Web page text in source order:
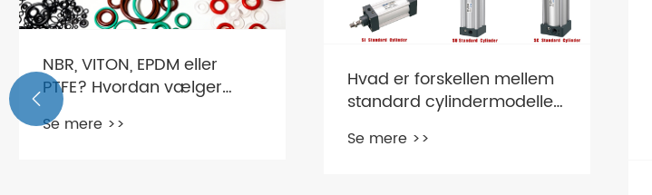
NBR, VITON, EPDM eller
PTFE? Hvordan vælger
man det rigtige
tætningsmateriale til din
Se mere >>
Hvad er forskellen mellem
standard cylindermodeller
industriel automatisering?
Se mere >>
